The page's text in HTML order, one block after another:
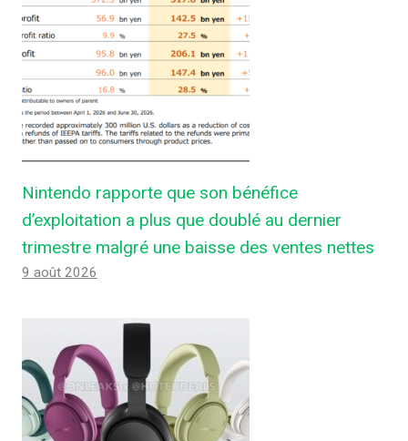
Nintendo rapporte que son bénéfice
d’exploitation a plus que doublé au dernier
trimestre malgré une baisse des ventes nettes
9 août 2026